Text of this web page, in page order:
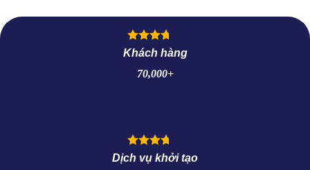
Khách hàng
70,000+
Dịch vụ khởi tạo